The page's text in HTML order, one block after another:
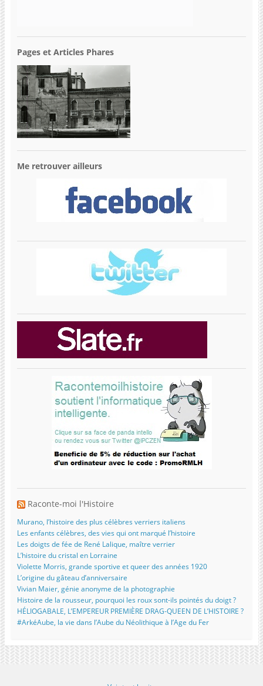
Pages et Articles Phares
Me retrouver ailleurs
Raconte-moi l'Histoire
Murano, l’histoire des plus célèbres verriers italiens
Les enfants célèbres, des vies qui ont marqué l’histoire
Les doigts de fée de René Lalique, maître verrier
L’histoire du cristal en Lorraine
Violette Morris, grande sportive et queer des années 1920
L’origine du gâteau d’anniversaire
Vivian Maier, génie anonyme de la photographie
Histoire de la rousseur, pourquoi les roux sont-ils pointés du doigt ?
HÉLIOGABALE, L’EMPEREUR PREMIÈRE DRAG-QUEEN DE L’HISTOIRE ?
#ArkéAube, la vie dans l’Aube du Néolithique à l’Age du Fer